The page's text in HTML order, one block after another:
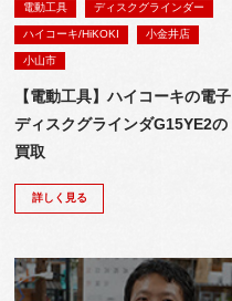
電動工具 ディスクグラインダー
ハイコーキ/HiKOKI 小金井店
小山市
【電動工具】ハイコーキの電子
ディスクグラインダG15YE2の
買取
詳しく見る